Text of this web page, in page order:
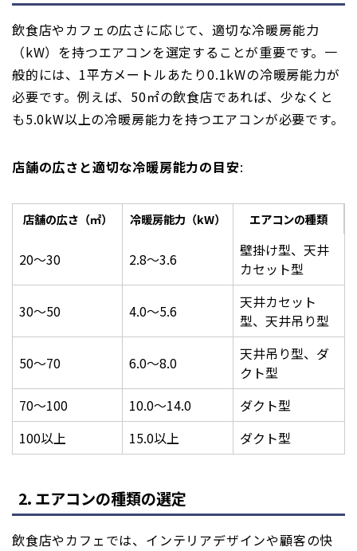
飲食店やカフェの広さに応じて、適切な冷暖房能力
（kW）を持つエアコンを選定することが重要です。一
般的には、1平方メートルあたり0.1kWの冷暖房能力が
必要です。例えば、50㎡の飲食店であれば、少なくと
も5.0kW以上の冷暖房能力を持つエアコンが必要です。
店舗の広さと適切な冷暖房能力の目安:
店舗の広さ（㎡） 冷暖房能力（kW） エアコンの種類
20〜30 2.8〜3.6
壁掛け型、天井
カセット型
30〜50 4.0〜5.6
天井カセット
型、天井吊り型
50〜70 6.0〜8.0
天井吊り型、ダ
クト型
70〜100
10.0〜14.0
ダクト型
100以上
15.0以上 ダクト型
2. エアコンの種類の選定
飲食店やカフェでは、インテリアデザインや顧客の快